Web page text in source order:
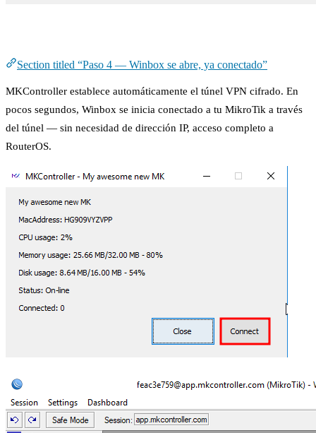
Section titled “Paso 4 — Winbox se abre, ya conectado”
MKController establece automáticamente el túnel VPN cifrado. En
pocos segundos, Winbox se inicia conectado a tu MikroTik a través
del túnel — sin necesidad de dirección IP, acceso completo a
RouterOS.